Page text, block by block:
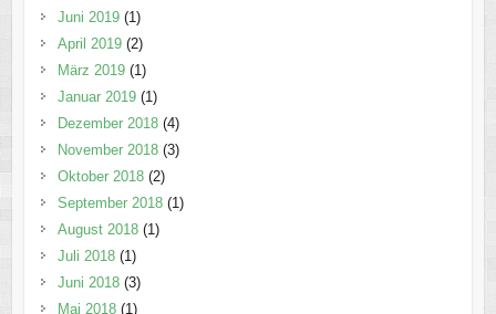
Juni 2019(1)
April 2019(2)
März 2019(1)
Januar 2019(1)
Dezember 2018(4)
November 2018(3)
Oktober 2018(2)
September 2018(1)
August 2018(1)
Juli 2018(1)
Juni 2018(3)
Mai 2018(1)